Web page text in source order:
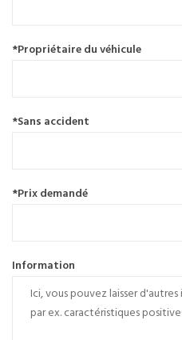
*Propriétaire du véhicule
*Sans accident
*Prix demandé
Information